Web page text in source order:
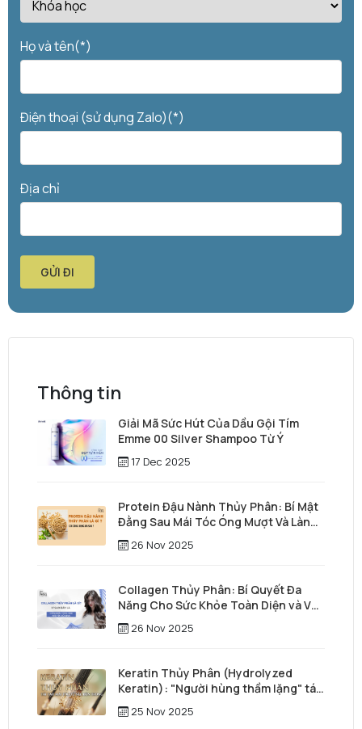
Họ và tên(*)
Điện thoại (sử dụng Zalo)(*)
Địa chỉ
GỬI ĐI
Thông tin
Giải Mã Sức Hút Của Dầu Gội Tím
Emme 00 Silver Shampoo Từ Ý
17 Dec 2025
Protein Đậu Nành Thủy Phân: Bí Mật
Đằng Sau Mái Tóc Óng Mượt Và Làn
Da Trẻ Trung
26 Nov 2025
Collagen Thủy Phân: Bí Quyết Đa
Năng Cho Sức Khỏe Toàn Diện và Vẻ
Đẹp Vượt Thời Gian
26 Nov 2025
Keratin Thủy Phân (Hydrolyzed
Keratin): "Người hùng thầm lặng" tái
tạo mái tóc từ sâu bên trong
25 Nov 2025